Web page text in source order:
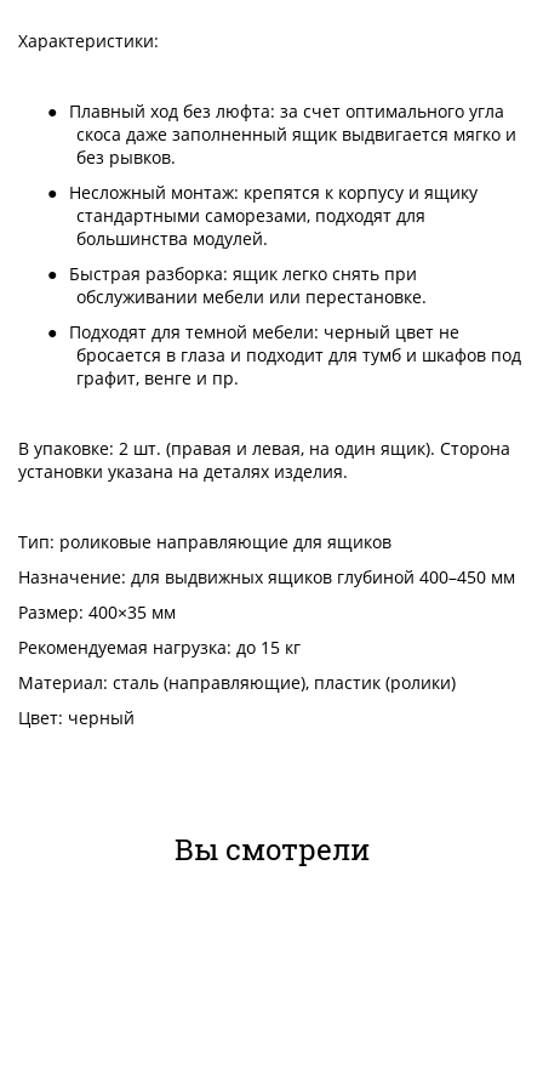
Характеристики:
● Плавный ход без люфта: за счет оптимального угла
скоса даже заполненный ящик выдвигается мягко и
без рывков.
● Несложный монтаж: крепятся к корпусу и ящику
стандартными саморезами, подходят для
большинства модулей.
● Быстрая разборка: ящик легко снять при
обслуживании мебели или перестановке.
● Подходят для темной мебели: черный цвет не
бросается в глаза и подходит для тумб и шкафов под
графит, венге и пр.
В упаковке: 2 шт. (правая и левая, на один ящик). Сторона
установки указана на деталях изделия.
Тип: роликовые направляющие для ящиков
Назначение: для выдвижных ящиков глубиной 400–450 мм
Размер: 400×35 мм
Рекомендуемая нагрузка: до 15 кг
Материал: сталь (направляющие), пластик (ролики)
Цвет: черный
Вы смотрели